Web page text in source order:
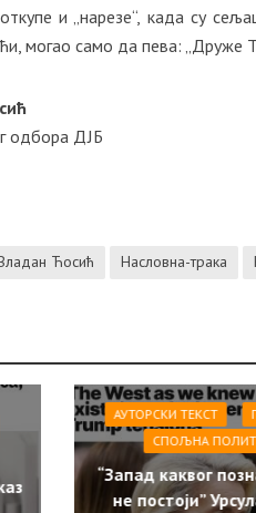
откупе и „нарезе“, када су
могао само да пева: „Друже
одбора ДЈБ
Ћосић Насловна-трака
АУТОРСКИ ТЕКСТ
СПОЉНА
“Запад каквог
не постоји”